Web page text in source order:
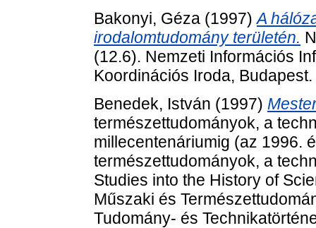
Bakonyi, Géza (1997)A
irodalomtudomány területén.
(12.6). Nemzeti Információs
Koordinációs Iroda,
Benedek, István (1997)
természettudományok, a
millecentenáriumig (az 1996.
természettudományok, a
Studies into the History of
Műszaki és
Tudomány- és